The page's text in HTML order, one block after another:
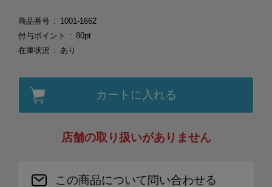
商品番号
1001-1662
付与ポイント
80pt
在庫状況
あり
カートに入れる
店舗の取り扱いがありません
この商品について問い合わせる